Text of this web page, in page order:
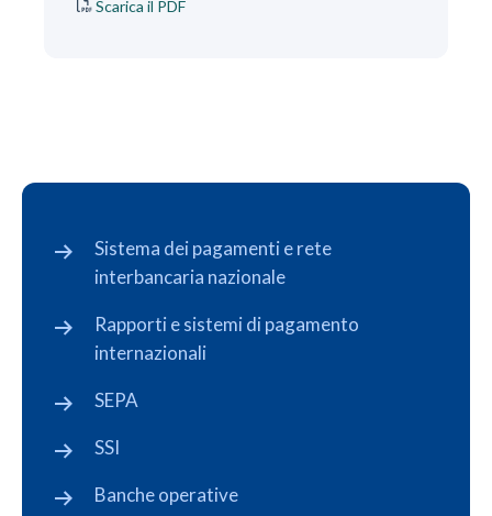
Scarica il PDF
Sistema dei pagamenti e rete
interbancaria nazionale
Rapporti e sistemi di pagamento
internazionali
SEPA
SSI
Banche operative